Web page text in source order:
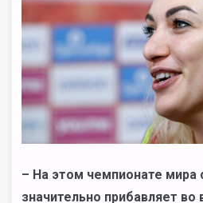
– На этом чемпионате мира
значительно прибавляет